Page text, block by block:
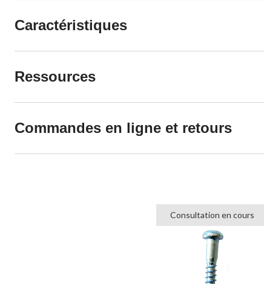
Caractéristiques
Ressources
Commandes en ligne et retours
Consultation en cours